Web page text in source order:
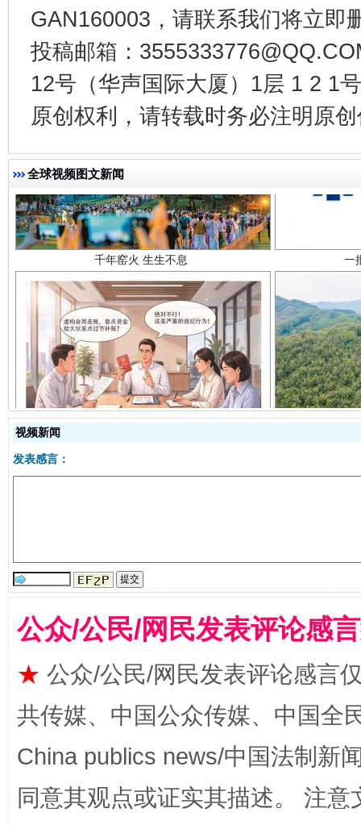
GAN160003，请联系我们将立即
投稿邮箱：
12号（华声国际大厦）1层 1 2 1
原创权利，请转载时务必注明原
全球视频图文新闻
千年窑火 生生不息 一
揭开“小金库”的免责幌子
受贿1.44亿！段成刚被判无期
全民健身五年计划来了！等你上场
视频新闻
发表感言：
公众/公民/网民发表评论感
★ 公众/公民/网民发表评论感言
共传媒、中国公众传媒、中国全
China publics news/中国法制新
同意其观点或证实其描述。 注